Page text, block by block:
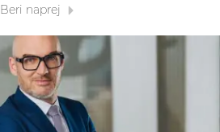
Beri naprej